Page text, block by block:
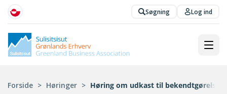
Søgning Log ind
Forside > Høringer > Høring om udkast til bekendtgørelse